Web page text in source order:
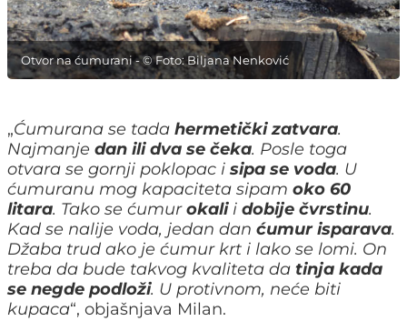
Otvor na ćumurani - © Foto: Biljana Nenković
„Ćumurana se tada hermetički zatvara.
Najmanje dan ili dva se čeka. Posle toga
otvara se gornji poklopac i sipa se voda. U
ćumuranu mog kapaciteta sipam oko 60
litara. Tako se ćumurokalii dobije čvrstinu.
Kad se nalije voda, jedan dan ćumur isparava.
Džaba trud ako je ćumur krt i lako se lomi. On
treba da bude takvog kvaliteta da tinja kada
se negde podloži. U protivnom, neće biti
kupaca“, objašnjava Milan.